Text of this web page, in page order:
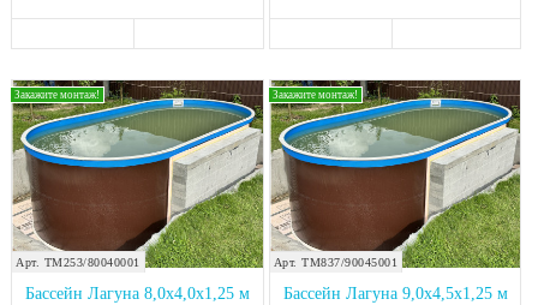
Закажите монтаж!
Арт. ТМ253/80040001
Бассейн Лагуна 8,0х4,0х1,25 м
Закажите монтаж!
Арт. ТМ837/90045001
Бассейн Лагуна 9,0х4,5х1,25 м